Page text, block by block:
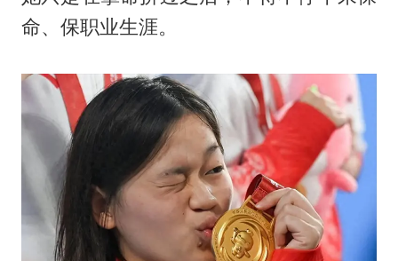
命、保职业生涯。